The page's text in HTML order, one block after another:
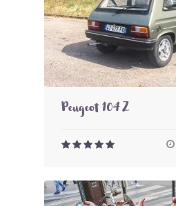
Peugeot 104 Z